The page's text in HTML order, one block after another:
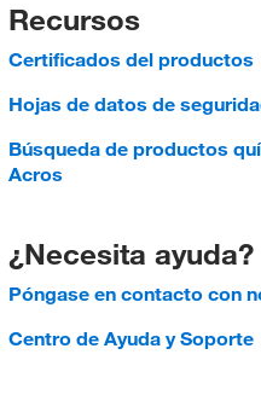
Recursos
Certificados del productos
Hojas de datos de
Búsqueda de productos
Acros
¿Necesita ayuda?
Póngase en contacto con
Centro de Ayuda y Soporte